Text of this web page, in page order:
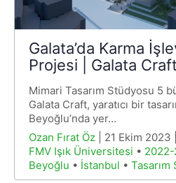
Galata’da Karma
Projesi | Galata Craft
Mimari Tasarım Stüdyosu 5
Galata Craft, yaratıcı bir
Beyoğlu’nda yer…
Ozan Fırat Öz | 21 Ekim 2023 |
FMV Işık Üniversitesi • 2022-
Beyoğlu • İstanbul •